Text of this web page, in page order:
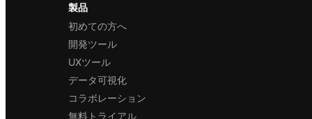
製品
初めての方へ
開発ツール
UXツール
データ可視化
コラボレーション
無料トライアル